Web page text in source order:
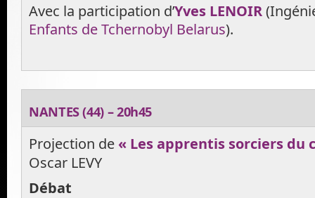
Avec la participation d’Yves LENOIR
Enfants de Tchernobyl Belarus).
NANTES (44) – 20h45
Projection de « Les apprentis sorciers du
Oscar LEVY
Débat